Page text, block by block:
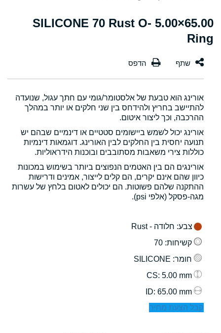
65.00×5.00 SILICONE 70 Rust O-
Ring
אורינג הוא טבעת של אלסטומר/גומי עם חתך עגול, שנועדה
להתיישב בחריץ ולהידחס בין שני חלקים או יותר במהלך
ההרכבה, וכך ליצור איטום.
אורינג יכול לשמש ביישומים סטטיים או דינמיים שבהם יש
תנועה יחסית בין החלקים לבין האורינג. דוגמאות דינמיות
כוללות צירי משאבות מסתובבים ובוכנות הידראוליות.
אורינגים הם בין האטמים הנפוצים ביותר בשימוש במכונות
כיוון שהם אינם יקרים, הם קלים לייצור, אמינים ודרישות
ההתקנה שלהם פשוטות. הם יכולים לאטום בלחץ של עשרות
מגה-פסקל (אלפי psi).
צבע: חלודה - Rust
קשיחות: 70
חומר: SILICONE
: 5.00 mm
: 65.00 mm
קבל הצעת מחיר